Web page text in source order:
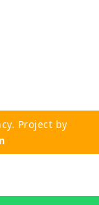
Project by